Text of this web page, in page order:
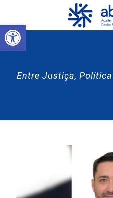
Abrir a barra de ferramentas
Entre Justiça,